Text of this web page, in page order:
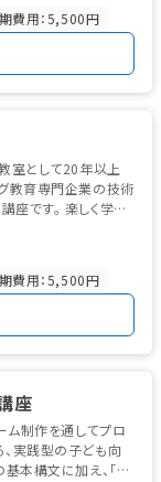
費用：5,500円
室として20年以上
教育専門企業の技術
楽しく学び
費用：5,500円
座
ム制作を通してプロ
実践型の子ども向